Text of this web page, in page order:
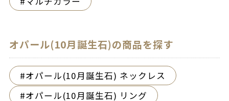
オパール(10月誕生石)の商品を探す
オパール(10月誕生石) ネックレス
オパール(10月誕生石) リング